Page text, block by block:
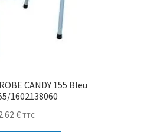
CANDY 155 Bleu
1602138060
€ TTC